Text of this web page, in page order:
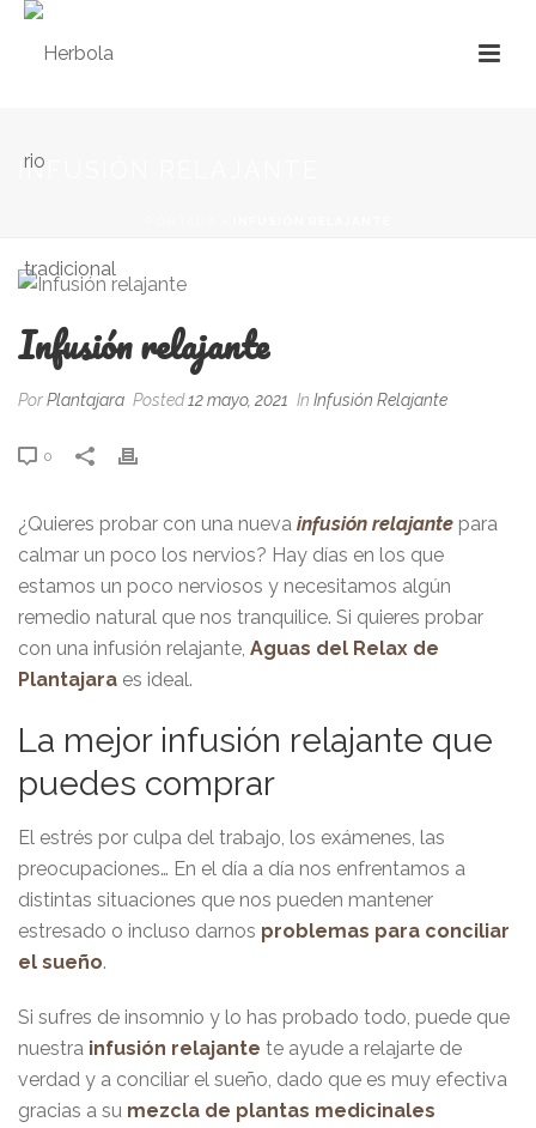
INFUSIÓN RELAJANTE
Infusión relajante
PorPlantajara Posted12 mayo, 2021 In Infusión Relajante
0
¿Quieres probar con una nueva infusión relajante para
calmar un poco los nervios? Hay días en los que
estamos un poco nerviosos y necesitamos algún
remedio natural que nos tranquilice. Si quieres probar
con una infusión relajante, Aguas del Relax de
Plantajara es ideal.
La mejor infusión relajante que
puedes comprar
El estrés por culpa del trabajo, los exámenes, las
preocupaciones… En el día a día nos enfrentamos a
distintas situaciones que nos pueden mantener
estresado o incluso darnos problemas para conciliar
el sueño.
Si sufres de insomnio y lo has probado todo, puede que
nuestra infusión relajante te ayude a relajarte de
verdad y a conciliar el sueño, dado que es muy efectiva
gracias a su mezcla de plantas medicinales